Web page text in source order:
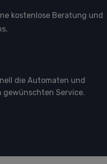
kostenlose Beratung und
die Automaten und
gewünschten Service.